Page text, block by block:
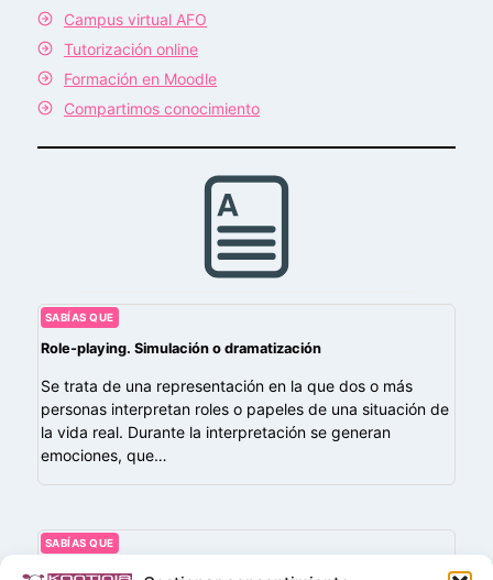
Campus virtual AFO
Tutorización online
Formación en Moodle
Compartimos conocimiento
SABÍAS QUE
Role-playing. Simulación o dramatización
Se trata de una representación en la que dos o más
personas interpretan roles o papeles de una situación de
la vida real. Durante la interpretación se generan
emociones, que…
SABÍAS QUE
W3C (World Wide Web Consortium)